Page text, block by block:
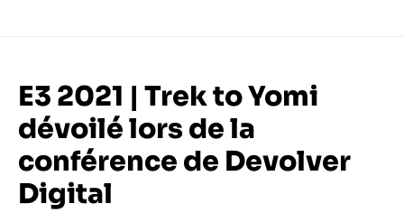
E3 2021 | Trek to Yomi
dévoilé lors de la
conférence de Devolver
Digital